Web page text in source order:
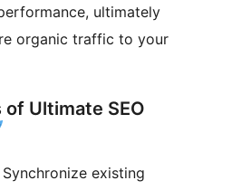
performance, ultimately
organic traffic to your
of Ultimate SEO
Synchronize existing